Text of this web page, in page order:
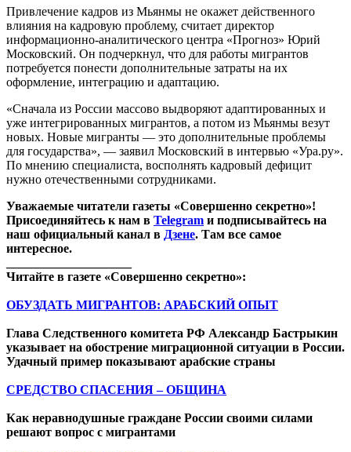
Привлечение кадров из Мьянмы не окажет действенного
влияния на кадровую проблему, считает директор
информационно-аналитического центра «Прогноз» Юрий
Московский. Он подчеркнул, что для работы мигрантов
потребуется понести дополнительные затраты на их
оформление, интеграцию и адаптацию.
«Сначала из России массово выдворяют адаптированных и
уже интегрированных мигрантов, а потом из Мьянмы везут
новых. Новые мигранты — это дополнительные проблемы
для государства», — заявил Московский в интервью «Ура.ру».
По мнению специалиста, восполнять кадровый дефицит
нужно отечественными сотрудниками.
Уважаемые читатели газеты «Совершенно секретно»!
Присоединяйтесь к нам в Telegram и подписывайтесь на
наш официальный канал в Дзене. Там все самое
интересное.
Читайте в газете «Совершенно секретно»:
ОБУЗДАТЬ МИГРАНТОВ: АРАБСКИЙ ОПЫТ
Глава Следственного комитета РФ Александр Бастрыкин
указывает на обострение миграционной ситуации в России.
Удачный пример показывают арабские страны
СРЕДСТВО СПАСЕНИЯ – ОБЩИНА
Как неравнодушные граждане России своими силами
решают вопрос с мигрантами